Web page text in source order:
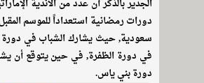
الجدير بالذكر أن عدد من الأندية
دورات رمضانية استعداداً للموسم
سعودية, حيث يشارك الشباب في دورة
في دورة الظفرة, في حين يتوقع أن
دورة بني ياس.